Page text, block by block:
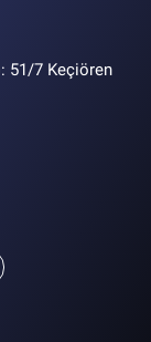
51/7 Keçiören